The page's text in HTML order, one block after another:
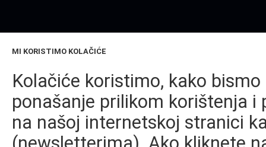
MI KORISTIMO KOLAČIĆE
Kolačiće koristimo, kako
ponašanje prilikom korištenja
na našoj internetskoj stranici